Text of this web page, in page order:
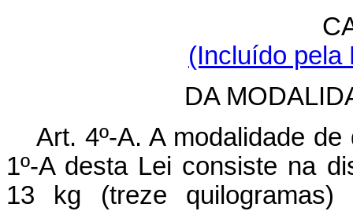
(Incluído pela
DA
Art. 4º-A. A modalidade
1º-A desta Lei consiste na
13 kg (treze